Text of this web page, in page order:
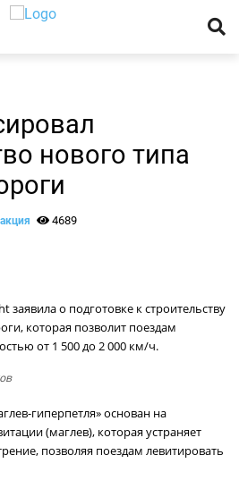
нового типа
4689
заявила о подготовке к строительству
которая позволит поездам
от 1 500 до 2 000 км/ч.
гиперпетля» основан на
(маглев), которая устраняет
позволяя поездам левитировать